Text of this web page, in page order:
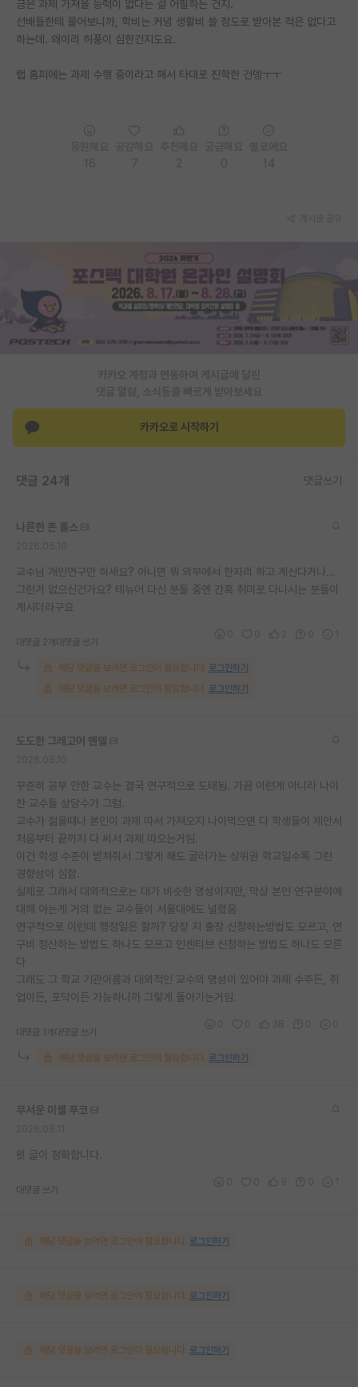
인문사회 계열 게시판
특수/전문대학원 게시판
반도체/AI 게시판
반도체 아카데미
재팬라운지 🌸
금은 과제 가져올 능력이 없다는 걸 어필하는 건지.
선배들한테 물어보니까, 학비는 커녕 생활비 쓸 정도로 받아본 적은 없다고
하는데. 왜이리 허풍이 심한건지도요.
랩 홈피에는 과제 수행 중이라고 해서 타대로 진학한 건뎅ㅜㅜ
카카오 계정과 연동하여 게시글에 달린
댓글 알람, 소식등을 빠르게 받아보세요
카카오로 시작하기
댓글 24개 댓글쓰기
나른한 존 롤스
교수님 개인연구만 하세요? 아니면 뭐 외부에서 한자리 하고 계신다거나…
그런거 없으신건가요? 테뉴어 다신 분들 중엔 간혹 취미로 다니시는 분들이
계시더라구요
대댓글 2개 대댓글 쓰기
해당 댓글을 보려면 로그인이 필요합니다. 로그인하기
해당 댓글을 보려면 로그인이 필요합니다. 로그인하기
도도한 그레고어 멘델
꾸준히 공부 안한 교수는 결국 연구적으로 도태됨. 가끔 이런게 아니라 나이
찬 교수들 상당수가 그럼.
교수가 젊을때나 본인이 과제 따서 가져오지 나이먹으면 다 학생들이 제안서
처음부터 끝까지 다 써서 과제 따오는거임.
이건 학생 수준이 받쳐줘서 그렇게 해도 굴러가는 상위권 학교일수록 그런
경향성이 심함.
실제로 그래서 대외적으로는 대가 비슷한 명성이지만, 막상 본인 연구분야에
대해 아는게 거의 없는 교수들이 서울대에도 널렸음
연구적으로 이런데 행정일은 할까? 당장 지 출장 신청하는방법도 모르고, 연
구비 정산하는 방법도 하나도 모르고 인센티브 신청하는 방법도 하나도 모른
다
그래도 그 학교 기관이름과 대외적인 교수의 명성이 있어야 과제 수주든, 취
업이든, 포닥이든 가능하니까 그렇게 돌아가는거임.
대댓글 1개 대댓글 쓰기
해당 댓글을 보려면 로그인이 필요합니다. 로그인하기
무서운 미셸 푸코
윗 글이 정확합니다.
대댓글 쓰기
해당 댓글을 보려면 로그인이 필요합니다. 로그인하기
해당 댓글을 보려면 로그인이 필요합니다. 로그인하기
해당 댓글을 보려면 로그인이 필요합니다. 로그인하기